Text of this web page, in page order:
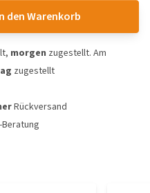
den Warenkorb
morgen zugestellt. Am
zugestellt
Rückversand